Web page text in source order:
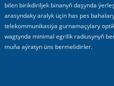
bilen birikdiriljek binanyň daşynda
arasyndaky aralyk üçin has pes
telekommunikasiýa gurnamaçylary
wagtynda minimal egrilik radiusynyň
muňa aýratyn üns bermelidirler.